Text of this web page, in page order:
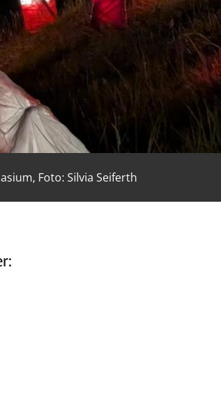
Foto: Silvia Seiferth